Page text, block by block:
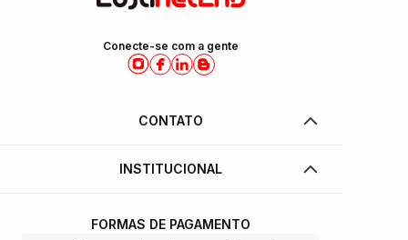
Conecte-se com a gente
CONTATO
INSTITUCIONAL
FORMAS DE PAGAMENTO